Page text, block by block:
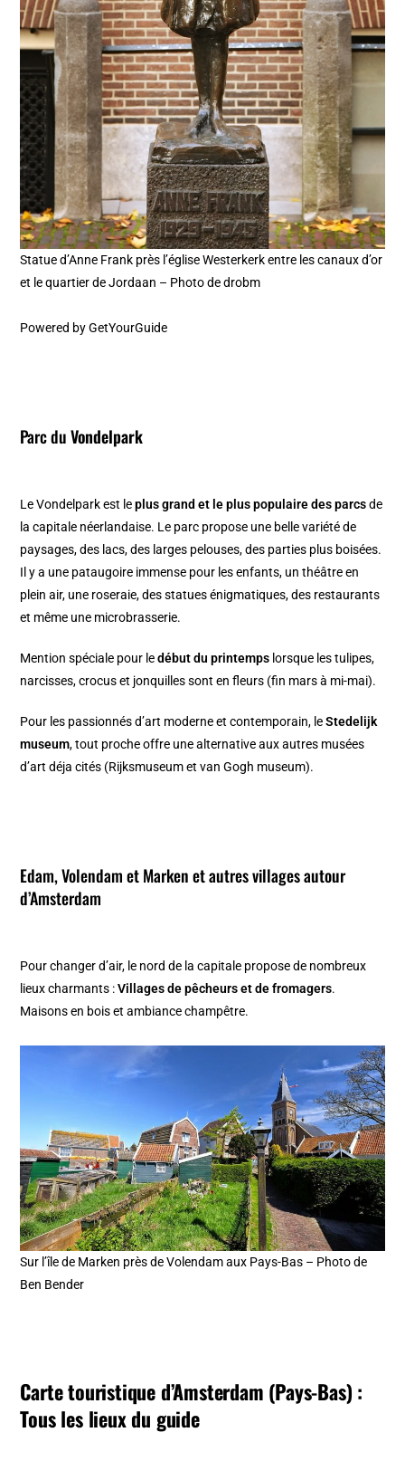
Statue d’Anne Frank près l’église Westerkerk entre les canaux d’or
et le quartier de Jordaan – Photo de drobm
Powered byGetYourGuide
Parc duVondelpark
Le Vondelpark est leplus grand et le plus populaire des parcsde
la capitale néerlandaise. Le parc propose une belle variété de
paysages, des lacs, des larges pelouses, des parties plus boisées.
Il y a une pataugoire immense pour les enfants, un théâtre en
plein air, une roseraie, des statues énigmatiques, des restaurants
et même une microbrasserie.
Mention spéciale pour ledébut du printemps lorsque les tulipes,
narcisses, crocus et jonquilles sont en fleurs (fin mars à mi-mai).
Pour les passionnés d’art moderne et contemporain, leStedelijk
museum, tout proche offre une alternative aux autres musées
d’art déja cités (Rijksmuseum et van Gogh museum).
Edam, Volendam et Markenet autres villages autour
d’Amsterdam
Pour changer d’air, le nord de la capitale propose de nombreux
lieux charmants :Villages de pêcheurs et de fromagers.
Maisons en bois et ambiance champêtre.
Sur l’île de Marken près de Volendam aux Pays-Bas – Photo de
Ben Bender
Carte touristique d’Amsterdam (Pays-Bas) :
Tous les lieux du guide